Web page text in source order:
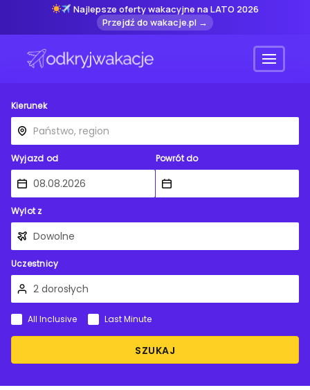
Najlepsze oferty wakacyjne na LATO 2026
Przejdź do wakacje.pl →
Menu
Kierunek
Wyjazd od Powrót do
Wylot z
Uczestnicy
SZUKAJ
All Inclusive Last Minute